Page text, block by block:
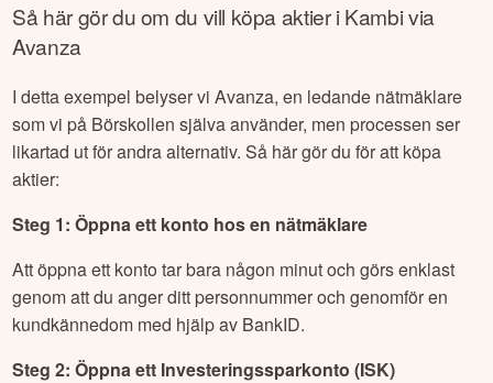
Så här gör du om du vill köpa aktier iKambivia
Avanza
I detta exempel belyser vi Avanza, en ledande nätmäklare
som vi på Börskollen själva använder, men processen ser
likartad ut för andra alternativ. Så här gör du för att köpa
aktier:
Steg 1: Öppna ett konto hos en nätmäklare
Att öppna ett konto tar bara någon minut och görs enklast
genom att du anger ditt personnummer och genomför en
kundkännedom med hjälp av BankID.
Steg 2: Öppna ett Investeringssparkonto (ISK)